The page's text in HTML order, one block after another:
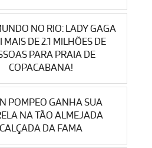
NO RIO: LADY GAGA
MAIS DE 2.1 MILHÕES DE
PARA PRAIA DE
COPACABANA!
POMPEO GANHA SUA
NA TÃO ALMEJADA
CALÇADA DA FAMA